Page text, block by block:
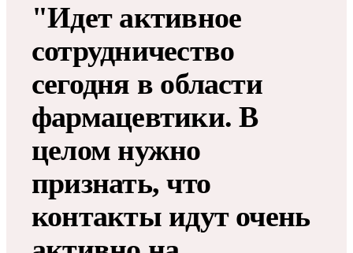
"Идет активное
сотрудничество
сегодня в области
фармацевтики. В
целом нужно
признать, что
контакты идут очень